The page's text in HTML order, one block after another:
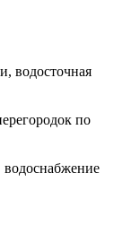
водосточная
по
водоснабжение